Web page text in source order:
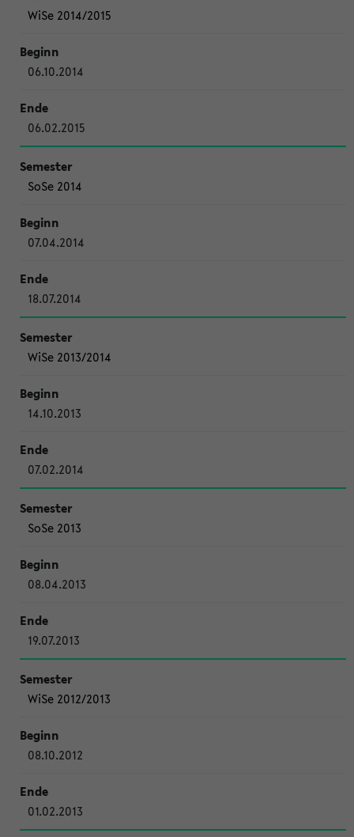
WiSe 2014/2015
06.10.2014
06.02.2015
SoSe 2014
07.04.2014
18.07.2014
WiSe 2013/2014
14.10.2013
07.02.2014
SoSe 2013
08.04.2013
19.07.2013
WiSe 2012/2013
08.10.2012
01.02.2013